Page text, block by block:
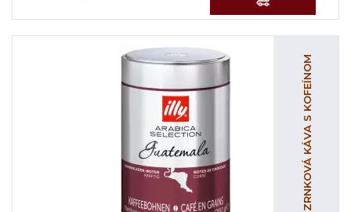
ZRNKOVÁ KÁVA S KOFEÍNOM